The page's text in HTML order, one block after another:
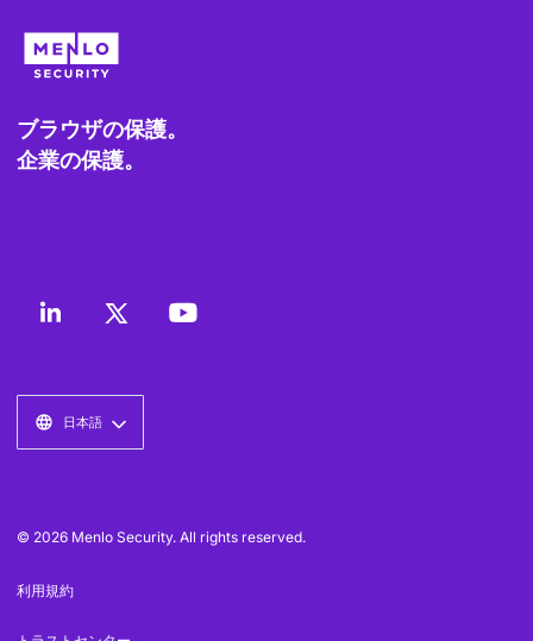
ブラウザの保護。
企業の保護。
日本語
© 2026 Menlo Security. All rights reserved.
利用規約